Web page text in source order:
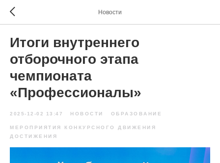
Новости
Итоги внутреннего
отборочного этапа
чемпионата
«Профессионалы»
2025-12-02 13:47 НОВОСТИ ОБРАЗОВАНИЕ
МЕРОПРИЯТИЯ КОНКУРСНОГО ДВИЖЕНИЯ
ДОСТИЖЕНИЯ